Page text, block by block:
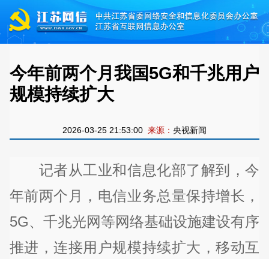
今年前两个月我国5G和千兆用户
规模持续扩大
2026-03-25 21:53:00 来源： 央视新闻
记者从工业和信息化部了解到，今
年前两个月，电信业务总量保持增长，
5G、千兆光网等网络基础设施建设有序
推进，连接用户规模持续扩大，移动互